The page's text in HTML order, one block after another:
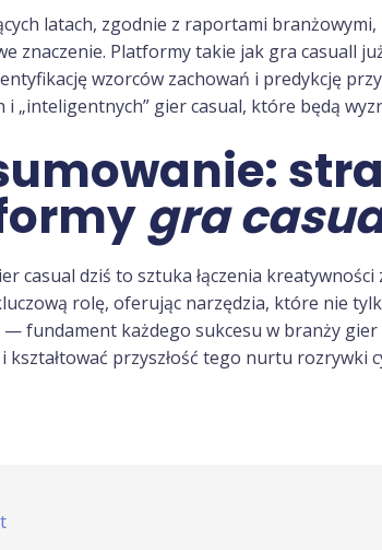
latach, zgodnie z raportami
znaczenie. Platformy takie jak gra casuall
wzorców zachowań i predykcję
i „inteligentnych” gier casual, które będą
gra
casual dziś to sztuka łączenia
rolę, oferując narzędzia, które nie
fundament każdego sukcesu w branży gier
kształtować przyszłość tego nurtu rozrywki